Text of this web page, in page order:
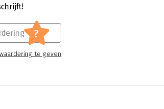
?
te geven